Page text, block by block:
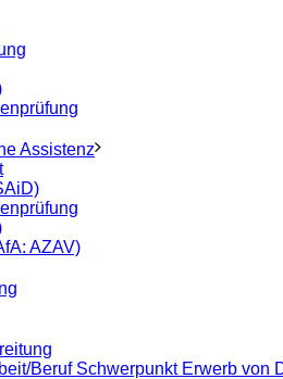
Assistenz
AZAV)
Beruf Schwerpunkt Erwerb von